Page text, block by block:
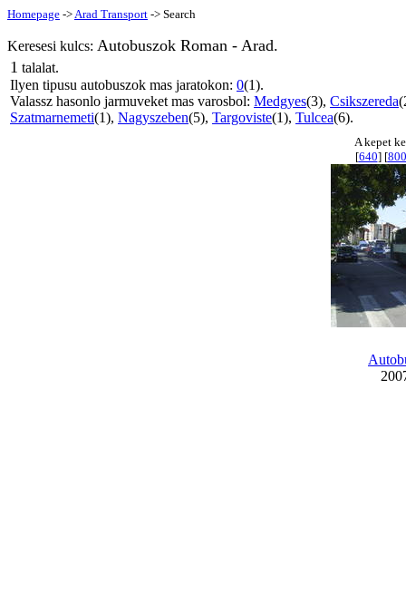
Homepage ->Arad Transport -> Search
Keresesi kulcs: Autobuszok Roman - Arad.
1 talalat.
Ilyen tipusu autobuszok mas jaratokon: 0(1).
Valassz hasonlo jarmuveket mas varosbol: Medgyes(3), Csikszereda
Szatmarnemeti(1), Nagyszeben(5), Targoviste(1), Tulcea(6).
A kepet
[640] [800